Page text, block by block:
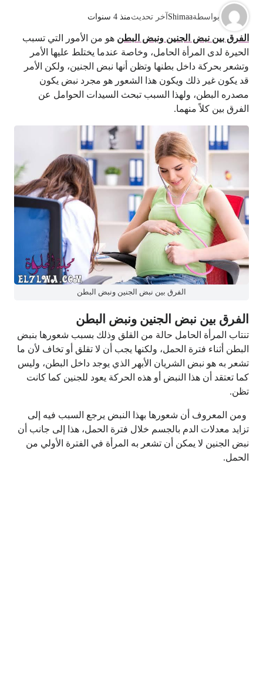
بواسطةShimaaآخر تحديثمنذ 4 سنوات
الفرق بين نبض الجنين ونبض البطن هو من الأمور التي تسبب
الحيرة لدى المرأة الحامل، وخاصة عندما يختلط عليها الأمر
وتشعر بحركة داخل بطنها وتظن أنها نبض الجنين، ولكن الأمر
قد يكون غير ذلك ويكون هذا الشعور هو مجرد نبض يكون
مصدره البطن، ولهذا السبب تبحث السيدات الحوامل عن
الفرق بين كلاً منهما.
الفرق بين نبض الجنين ونبض البطن
الفرق بين نبض الجنين ونبض البطن
تنتاب المرأة الحامل حالة من القلق وذلك بسبب شعورها بنبض
البطن أثناء فترة الحمل، ولكنها يجب أن لا تقلق أو تخاف لأن ما
تشعر به هو نبض الشريان الأبهر الذي يوجد داخل البطن، وليس
كما تعتقد أن هذا النبض أو هذه الحركة يعود للجنين كما كانت
تظن.
ومن المعروف أن شعورها بهذا النبض يرجع السبب فيه إلى
تزايد معدلات الدم بالجسم خلال فترة الحمل، هذا إلى جانب أن
نبض الجنين لا يمكن أن تشعر به المرأة في الفترة الأولي من
الحمل.